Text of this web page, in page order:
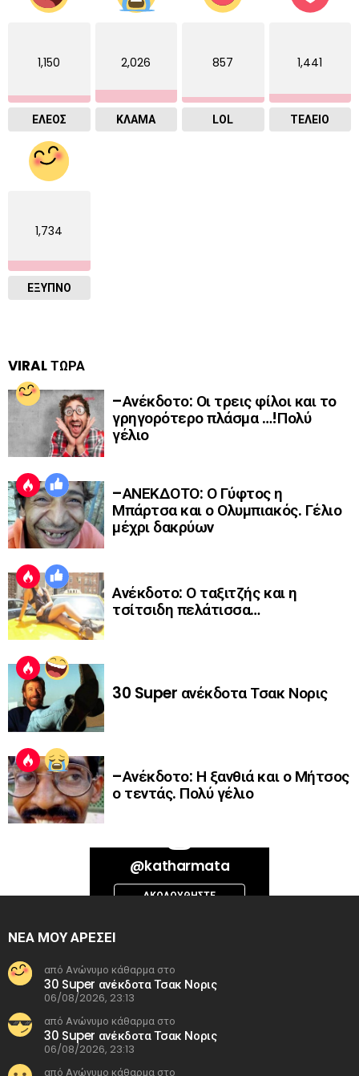
1,150
ΕΛΕΟΣ
2,026
ΚΛΑΜΑ
857
LOL
1,441
ΤΕΛΕΙΟ
1,734
ΈΞΥΠΝΟ
VIRAL ΤΩΡΑ
–Ανέκδοτο: Οι τρεις φίλοι και το
γρηγορότερο πλάσμα …!Πολύ
γέλιο
–ΑΝΕΚΔΟΤΟ: Ο Γύφτος η
Μπάρτσα και ο Ολυμπιακός. Γέλιο
μέχρι δακρύων
Ανέκδοτο: Ο ταξιτζής και η
τσίτσιδη πελάτισσα…
30 Super ανέκδοτα Τσακ Νορις
–Ανέκδοτο: Η ξανθιά και ο Μήτσος
ο τεντάς. Πολύ γέλιο
Thursday, 06-Aug-26 13:14:09 PDT. The current time is Friday, 07-Aug-
@katharmata
ΑΚΟΛΟΥΘΉΣΤΕ
ΝΕΑ ΜΟΥ ΑΡΕΣΕΙ
από Ανώνυμο κάθαρμα στο
30 Super ανέκδοτα Τσακ Νορις
06/08/2026, 23:13
από Ανώνυμο κάθαρμα στο
30 Super ανέκδοτα Τσακ Νορις
06/08/2026, 23:13
από Ανώνυμο κάθαρμα στο